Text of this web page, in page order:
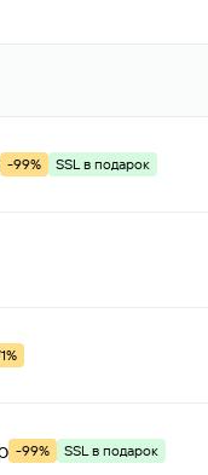
-99% SSL в подарок
-99% SSL в подарок